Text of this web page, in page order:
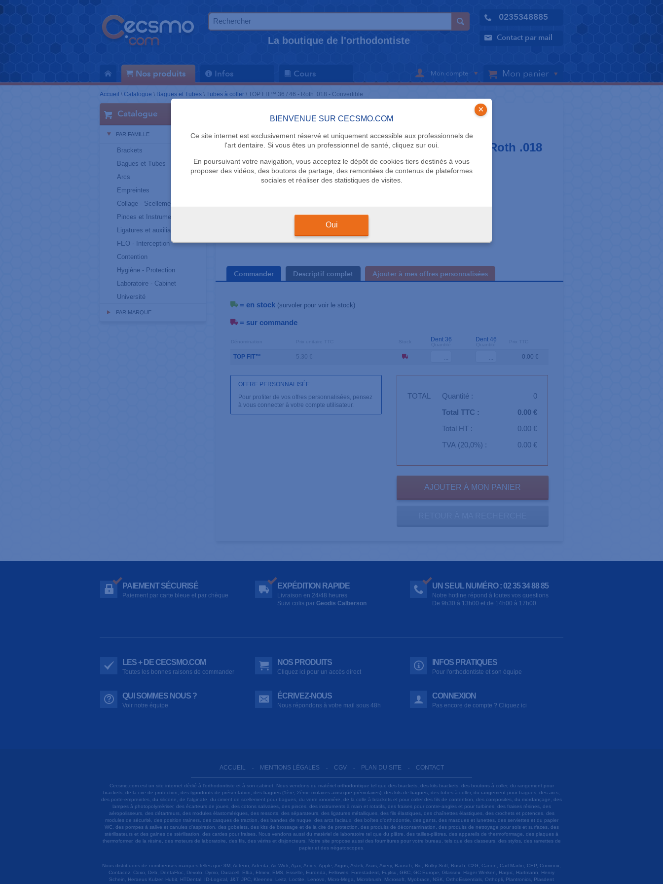
La boutique de l'orthodontiste
0235348885
Contact par mail
Nos produits Infos Cours Mon compte Mon panier
BIENVENUE SUR CECSMO.COM
Ce site internet est exclusivement réservé et uniquement accessible aux professionnels de
l'art dentaire. Si vous êtes un professionnel de santé, cliquez sur oui.
En poursuivant votre navigation, vous acceptez le dépôt de cookies tiers destinés à vous
proposer des vidéos, des boutons de partage, des remontées de contenus de plateformes
sociales et réaliser des statistiques de visites.
×
Oui
Accueil \ Catalogue \ Bagues et Tubes \ Tubes à coller \ TOP FIT™ 36 / 46 - Roth .018 - Convertible
Catalogue
PAR FAMILLE
Brackets
Bagues et Tubes
Arcs
Empreintes
Collage - Scellement
Pinces et Instruments
Ligatures et auxiliaires
FEO - Interception
Contention
Hygiène - Protection
Laboratoire - Cabinet
Université
PAR MARQUE
TUBES À COLLER
TOP FIT™ 36 / 46 - Roth .018
- Convertible
Adenta
Commander Descriptif complet Ajouter à mes offres personnalisées
= en stock (survoler pour voir le stock)
= sur commande
Dent 36 Dent 46
TOP FIT™ 5.30 € 0.00 €
OFFRE PERSONNALISÉE
Pour profiter de vos offres personnalisées, pensez
à vous connecter à votre compte utilisateur.
TOTAL Quantité :
0
Total TTC :
0.00 €
Total HT :
0.00 €
TVA (20,0%) :
0.00 €
PAIEMENT SÉCURISÉ
Paiement par carte bleue et par chèque
EXPÉDITION RAPIDE
Livraison en 24/48 heures
Suivi colis par Geodis Calberson
UN SEUL NUMÉRO : 02 35 34 88 85
Notre hotline répond à toutes vos questions
De 9h30 à 13h00 et de 14h00 à 17h00
LES + DE CECSMO.COM
Toutes les bonnes raisons de commander
NOS PRODUITS
Cliquez ici pour un accès direct
INFOS PRATIQUES
Pour l'orthodontiste et son équipe
QUI SOMMES NOUS ?
Voir notre équipe
ÉCRIVEZ-NOUS
Nous répondons à votre mail sous 48h
CONNEXION
Pas encore de compte ? Cliquez ici
ACCUEIL - MENTIONS LÉGALES - CGV - PLAN DU SITE - CONTACT
Cecsmo.com est un site internet dédié à l'orthodontiste et à son cabinet. Nous vendons du matériel orthodontique tel que des brackets, des kits brackets, des boutons à coller, du rangement pour
brackets, de la cire de protection, des typodonts de présentation, des bagues (1ère, 2ème molaires ainsi que prémolaires), des kits de bagues, des tubes à coller, du rangement pour bagues, des arcs,
des porte-empreintes, du silicone, de l'alginate, du ciment de scellement pour bagues, du verre ionomère, de la colle à brackets et pour coller des fils de contention, des composites, du mordançage, des
lampes à photopolymériser, des écarteurs de joues, des cotons salivaires, des pinces, des instruments à main et rotatifs, des fraises pour contre-angles et pour turbines, des fraises résines, des
aéropolisseurs, des détartreurs, des modules élastomériques, des ressorts, des séparateurs, des ligatures métalliques, des fils élastiques, des chaînettes élastiques, des crochets et potences, des
modules de sécurité, des position trainers, des casques de traction, des bandes de nuque, des arcs faciaux, des boîtes d'orthodontie, des gants, des masques et lunettes, des serviettes et du papier
WC, des pompes à salive et canules d'aspiration, des gobelets, des kits de brossage et de la cire de protection, des produits de décontamination, des produits de nettoyage pour sols et surfaces, des
stérilisateurs et des gaines de stérilisation, des cardes pour fraises. Nous vendons aussi du matériel de laboratoire tel que du plâtre, des tailles-plâtres, des appareils de thermoformage, des plaques à
thermoformer, de la résine, des moteurs de laboratoire, des fils, des vérins et disjoncteurs. Notre site propose aussi des fournitures pour votre bureau, tels que des classeurs, des stylos, des ramettes de
papier et des négatoscopes.
Nous distribuons de nombreuses marques telles que 3M, Acteon, Adenta, Air Wick, Ajax, Anios, Apple, Argos, Astek, Asus, Avery, Bausch, Bic, Bulky Soft, Busch, C2G, Canon, Carl Martin, CEP, Cominox,
Contacez, Coxo, Deb, DentaFloc, Devolo, Dymo, Duracell, Elba, Elmex, EMS, Esselte, Euronda, Fellowes, Forestadent, Fujitsu, GBC, GC Europe, Glassex, Hager Werken, Harpic, Hartmann, Henry
Schein, Heraeus Kulzer, Hubit, HTDental, ID-Logical, J&T, JPC, Kleenex, Leitz, Loctite, Lenovo, Micro-Mega, Microbrush, Microsoft, Myobrace, NSK, OrthoEssentials, Orthopli, Plantronics, Plasdent